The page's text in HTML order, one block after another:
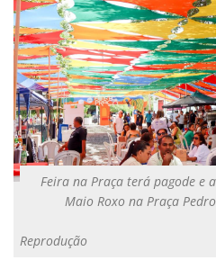
Feira na Praça terá pagode e
Maio Roxo na Praça
Reprodução